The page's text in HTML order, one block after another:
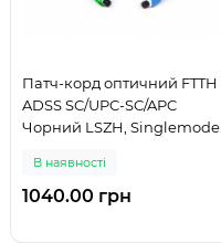
Патч-корд оптичний FTTH
ADSS SC/UPC-SC/APC
Чорний LSZH, Singlemode
В наявності
1040.00 грн